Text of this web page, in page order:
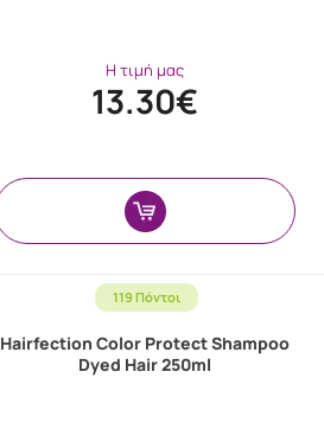
Η τιμή μας
13.30€
119 Πόντοι
Hairfection Color Protect Shampoo
Dyed Hair 250ml